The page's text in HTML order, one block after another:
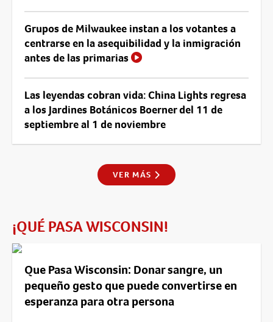
Grupos de Milwaukee instan a los votantes a
centrarse en la asequibilidad y la inmigración
antes de las primarias
Las leyendas cobran vida: China Lights regresa
a los Jardines Botánicos Boerner del 11 de
septiembre al 1 de noviembre
VER MÁS
¡QUÉ PASA WISCONSIN!
Que Pasa Wisconsin: Donar sangre, un
pequeño gesto que puede convertirse en
esperanza para otra persona